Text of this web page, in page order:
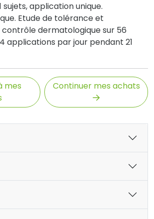
sujets, application unique.
Etude de tolérance et
dermatologique sur 56
applications par jour pendant 21
mes
Continuer mes achats